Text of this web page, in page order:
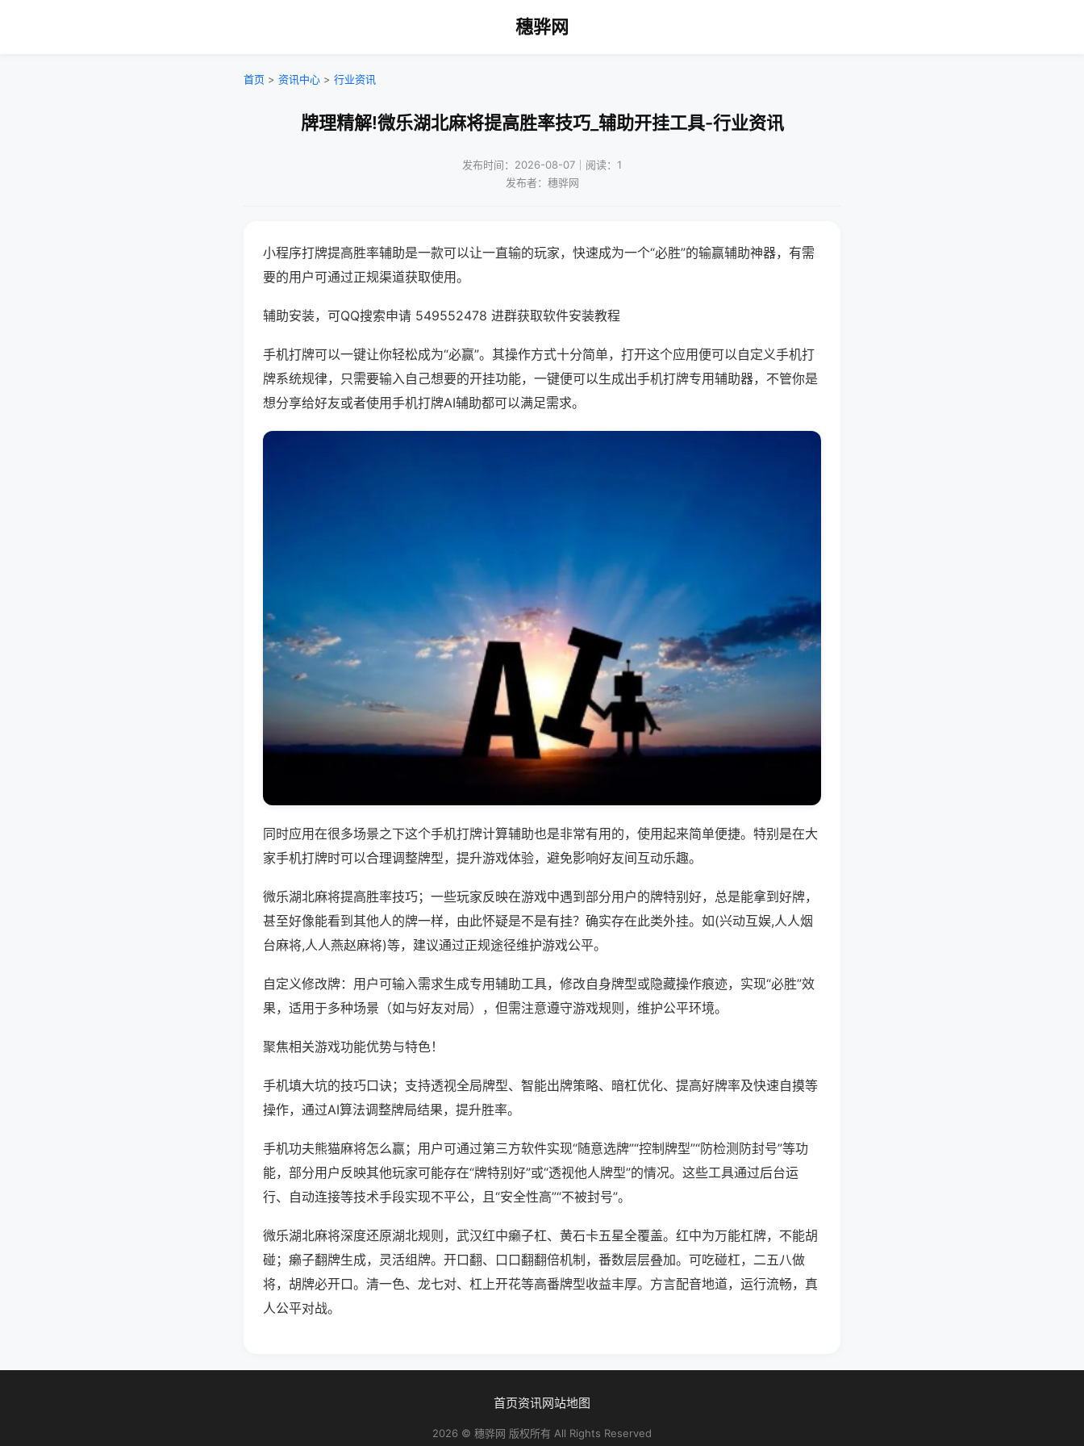
穗骅网
首页 > 资讯中心 > 行业资讯
牌理精解!微乐湖北麻将提高胜率技巧_辅助开挂工具-行业资讯
发布时间：2026-08-07｜阅读：1
发布者：穗骅网
小程序打牌提高胜率辅助是一款可以让一直输的玩家，快速成为一个“必胜”的输赢辅助神器，有需
要的用户可通过正规渠道获取使用。
辅助安装，可QQ搜索申请 549552478 进群获取软件安装教程
手机打牌可以一键让你轻松成为“必赢”。其操作方式十分简单，打开这个应用便可以自定义手机打
牌系统规律，只需要输入自己想要的开挂功能，一键便可以生成出手机打牌专用辅助器，不管你是
想分享给好友或者使用手机打牌AI辅助都可以满足需求。
同时应用在很多场景之下这个手机打牌计算辅助也是非常有用的，使用起来简单便捷。特别是在大
家手机打牌时可以合理调整牌型，提升游戏体验，避免影响好友间互动乐趣。
微乐湖北麻将提高胜率技巧；一些玩家反映在游戏中遇到部分用户的牌特别好，总是能拿到好牌，
甚至好像能看到其他人的牌一样，由此怀疑是不是有挂？确实存在此类外挂。如(兴动互娱,人人烟
台麻将,人人燕赵麻将)等，建议通过正规途径维护游戏公平。
自定义修改牌：用户可输入需求生成专用辅助工具，修改自身牌型或隐藏操作痕迹，实现“必胜”效
果，适用于多种场景（如与好友对局），但需注意遵守游戏规则，维护公平环境。
聚焦相关游戏功能优势与特色！
手机填大坑的技巧口诀；支持透视全局牌型、智能出牌策略、暗杠优化、提高好牌率及快速自摸等
操作，通过AI算法调整牌局结果，提升胜率。
手机功夫熊猫麻将怎么赢；用户可通过第三方软件实现“随意选牌”“控制牌型”“防检测防封号”等功
能，部分用户反映其他玩家可能存在“牌特别好”或“透视他人牌型”的情况。这些工具通过后台运
行、自动连接等技术手段实现不平公，且“安全性高”“不被封号”。
微乐湖北麻将深度还原湖北规则，武汉红中癞子杠、黄石卡五星全覆盖。红中为万能杠牌，不能胡
碰；癞子翻牌生成，灵活组牌。开口翻、口口翻翻倍机制，番数层层叠加。可吃碰杠，二五八做
将，胡牌必开口。清一色、龙七对、杠上开花等高番牌型收益丰厚。方言配音地道，运行流畅，真
人公平对战。
首页资讯网站地图
2026 © 穗骅网 版权所有 All Rights Reserved